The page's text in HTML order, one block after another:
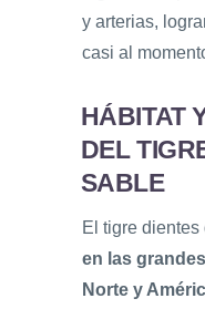
y arterias,
casi al
HÁBITAT
DEL
SABLE
El tigre
en las
Norte y